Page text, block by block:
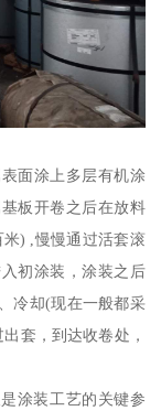
面涂上多层有机涂
板开卷之后在放料
) ,慢慢通过活套滚
初涂装，涂装之后
冷却(现在一般都采
套，到达收卷处，
涂装工艺的关键参